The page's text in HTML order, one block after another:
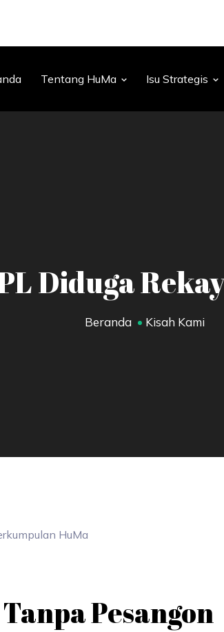
Tentang HuMa Isu Strategis
Diduga
Beranda Kisah Kami
HuMa
Pesangon